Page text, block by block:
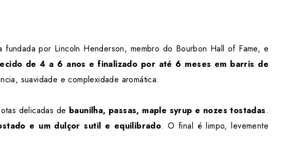
por Lincoln Henderson, membro do Bourbon Hall of Fame, e
de 4 a 6 anos e finalizado por até 6 meses em barris de
suavidade e complexidade aromática.
delicadas de baunilha, passas, maple syrup e nozes tostadas.
e um dulçor sutil e equilibrado. O final é limpo, levemente